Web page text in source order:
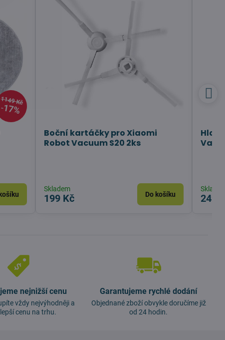
1149 Kč
17%
Boční kartáčky pro Xiaomi
Robot Vacuum S20 2ks
Skladem
199 Kč Do košíku 249
nejnižší cenu
vždy nejvýhodněji a
cenu na trhu.
Garantujeme rychlé dodání
Objednané zboží obvykle doručíme již
od 24 hodin.